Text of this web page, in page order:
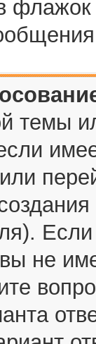
флажок
темы
не